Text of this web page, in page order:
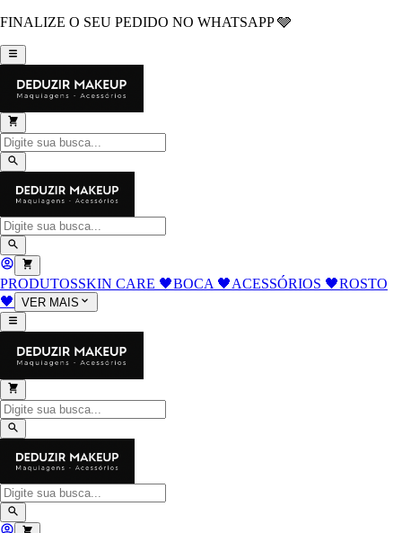
FINALIZE O SEU PEDIDO NO WHATSAPP 🩶
PRODUTOSSKIN CARE 🖤BOCA 🖤ACESSÓRIOS 🖤ROSTO
🖤
VER MAIS